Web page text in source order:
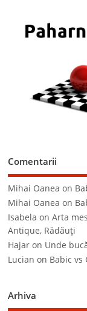
Comentarii
Mihai Oanea on
Mihai Oanea on
Isabela onArta
Antique, Rădăuţi
Hajar on Unde
Lucian on Babic vs
Arhiva